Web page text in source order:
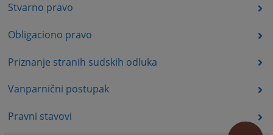
Stvarno pravo
Obligaciono pravo
Priznanje stranih sudskih odluka
Vanparnični postupak
Pravni stavovi